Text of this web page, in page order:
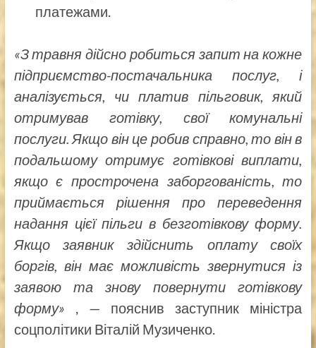
платежами.
«З травня дійсно робиться запит на кожне
підприємство-постачальника послуг, і
аналізується, чи платив пільговик, який
отримував готівку, свої комунальні
послуги. Якщо він це робив справно, то він в
подальшому отримує готівкові виплати,
якщо є прострочена заборгованість, то
приймається рішення про переведення
надання цієї пільги в безготівкову форму.
Якщо заявник здійснить оплату своїх
боргів, він має можливість звернутися із
заявою та знову повернути готівкову
форму» , — пояснив заступник міністра
соцполітики Віталій Музиченко.